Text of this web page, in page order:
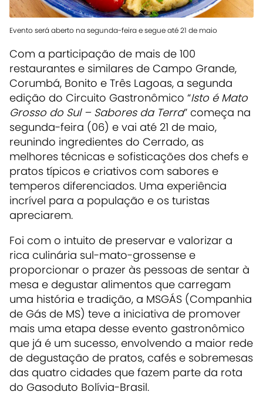
Evento será aberto na segunda-feira e segue até 21 de maio
Com a participação de mais de 100
restaurantes e similares de Campo Grande,
Corumbá, Bonito e Três Lagoas, a segunda
edição do Circuito Gastronômico “Isto é Mato
Grosso do Sul – Sabores da Terra” começa na
segunda-feira (06) e vai até 21 de maio,
reunindo ingredientes do Cerrado, as
melhores técnicas e sofisticações dos chefs e
pratos típicos e criativos com sabores e
temperos diferenciados. Uma experiência
incrível para a população e os turistas
apreciarem.
Foi com o intuito de preservar e valorizar a
rica culinária sul-mato-grossense e
proporcionar o prazer às pessoas de sentar à
mesa e degustar alimentos que carregam
uma história e tradição, a MSGÁS (Companhia
de Gás de MS) teve a iniciativa de promover
mais uma etapa desse evento gastronômico
que já é um sucesso, envolvendo a maior rede
de degustação de pratos, cafés e sobremesas
das quatro cidades que fazem parte da rota
do Gasoduto Bolívia-Brasil.